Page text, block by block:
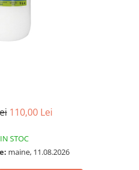
110,00 Lei
IN STOC
maine, 11.08.2026